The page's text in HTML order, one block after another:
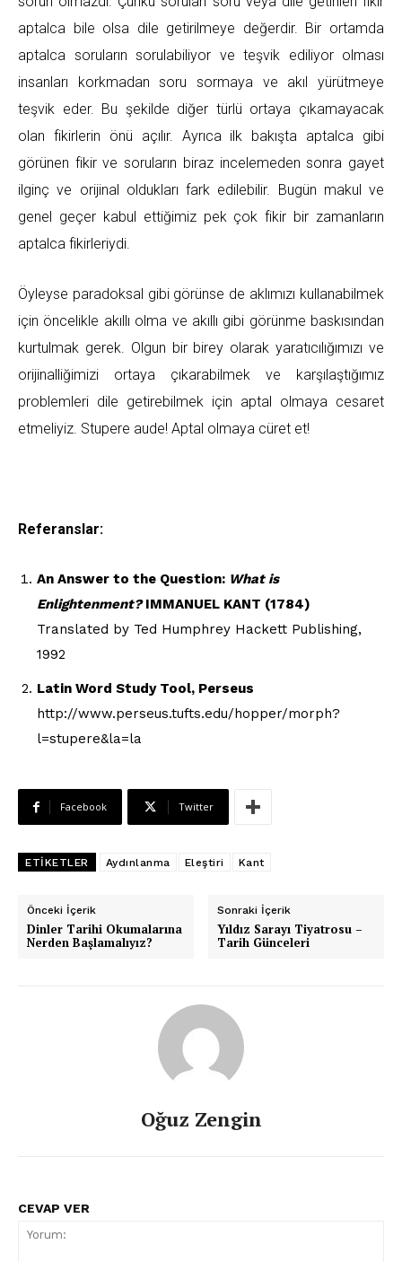
aptalca bile olsa dile getirilmeye değerdir. Bir ortamda
aptalca soruların sorulabiliyor ve teşvik ediliyor olması
insanları korkmadan soru sormaya ve akıl yürütmeye
teşvik eder. Bu şekilde diğer türlü ortaya çıkamayacak
olan fikirlerin önü açılır. Ayrıca ilk bakışta aptalca gibi
görünen fikir ve soruların biraz incelemeden sonra gayet
ilginç ve orijinal oldukları fark edilebilir. Bugün makul ve
genel geçer kabul ettiğimiz pek çok fikir bir zamanların
aptalca fikirleriydi.
Öyleyse paradoksal gibi görünse de aklımızı kullanabilmek
için öncelikle akıllı olma ve akıllı gibi görünme baskısından
kurtulmak gerek. Olgun bir birey olarak yaratıcılığımızı ve
orijinalliğimizi ortaya çıkarabilmek ve karşılaştığımız
problemleri dile getirebilmek için aptal olmaya cesaret
etmeliyiz. Stupere aude! Aptal olmaya cüret et!
Referanslar:
An Answer to the Question: What is
Enlightenment?IMMANUEL KANT (1784)
Translated by Ted Humphrey Hackett Publishing,
1992
Latin Word Study Tool, Perseus
http://www.perseus.tufts.edu/hopper/morph?
l=stupere&la=la
Facebook Twitter
ETIKETLER Aydınlanma Eleştiri Kant
Önceki İçerik
Dinler Tarihi Okumalarına
Nerden Başlamalıyız?
Sonraki İçerik
Yıldız Sarayı Tiyatrosu –
Tarih Günceleri
Oğuz Zengin
CEVAP VER